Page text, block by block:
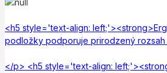
<h5 style='text-align:
podložky podporuje prirodzený
</p> <h5 style='text-align: